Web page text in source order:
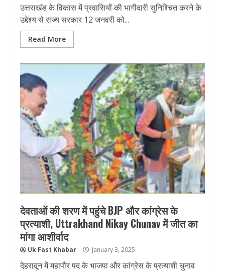
उत्तराखंड के विकास में प्रवासियों की भागीदारी सुनिश्चित करने के
उद्देश्य से राज्य सरकार 12 जनवरी को...
Read More
देवताओं की शरण में पहुंचे BJP और कांग्रेस के
प्रत्याशी, Uttrakhand Nikay Chunav में जीत का
मांगा आशीर्वाद
Uk Fast Khabar January 3, 2025
देहरादून में महापौर पद के भाजपा और कांग्रेस के प्रत्याशी चुनाव